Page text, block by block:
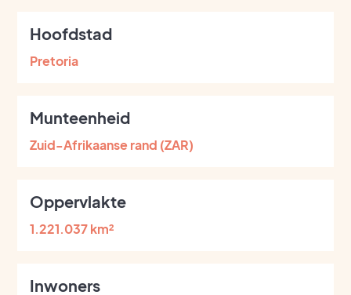
Hoofdstad
Pretoria
Munteenheid
Zuid-Afrikaanse rand (ZAR)
Oppervlakte
1.221.037 km²
Inwoners